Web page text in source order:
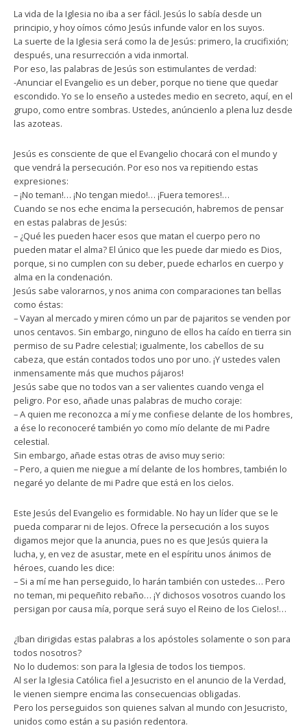
La vida de la Iglesia no iba a ser fácil. Jesús lo sabía desde un
principio, y hoy oímos cómo Jesús infunde valor en los suyos.
La suerte de la Iglesia será como la de Jesús: primero, la crucifixión;
después, una resurrección a vida inmortal.
Por eso, las palabras de Jesús son estimulantes de verdad:
-Anunciar el Evangelio es un deber, porque no tiene que quedar
escondido. Yo se lo enseño a ustedes medio en secreto, aquí, en el
grupo, como entre sombras. Ustedes, anúncienlo a plena luz desde
las azoteas.
Jesús es consciente de que el Evangelio chocará con el mundo y
que vendrá la persecución. Por eso nos va repitiendo estas
expresiones:
– ¡No teman!… ¡No tengan miedo!… ¡Fuera temores!…
Cuando se nos eche encima la persecución, habremos de pensar
en estas palabras de Jesús:
– ¿Qué les pueden hacer esos que matan el cuerpo pero no
pueden matar el alma? El único que les puede dar miedo es Dios,
porque, si no cumplen con su deber, puede echarlos en cuerpo y
alma en la condenación.
Jesús sabe valorarnos, y nos anima con comparaciones tan bellas
como éstas:
– Vayan al mercado y miren cómo un par de pajaritos se venden por
unos centavos. Sin embargo, ninguno de ellos ha caído en tierra sin
permiso de su Padre celestial; igualmente, los cabellos de su
cabeza, que están contados todos uno por uno. ¡Y ustedes valen
inmensamente más que muchos pájaros!
Jesús sabe que no todos van a ser valientes cuando venga el
peligro. Por eso, añade unas palabras de mucho coraje:
– A quien me reconozca a mí y me confiese delante de los hombres,
a ése lo reconoceré también yo como mío delante de mi Padre
celestial.
Sin embargo, añade estas otras de aviso muy serio:
– Pero, a quien me niegue a mí delante de los hombres, también lo
negaré yo delante de mi Padre que está en los cielos.
Este Jesús del Evangelio es formidable. No hay un líder que se le
pueda comparar ni de lejos. Ofrece la persecución a los suyos
digamos mejor que la anuncia, pues no es que Jesús quiera la
lucha, y, en vez de asustar, mete en el espíritu unos ánimos de
héroes, cuando les dice:
– Si a mí me han perseguido, lo harán también con ustedes… Pero
no teman, mi pequeñito rebaño… ¡Y dichosos vosotros cuando los
persigan por causa mía, porque será suyo el Reino de los Cielos!…
¿Iban dirigidas estas palabras a los apóstoles solamente o son para
todos nosotros?
No lo dudemos: son para la Iglesia de todos los tiempos.
Al ser la Iglesia Católica fiel a Jesucristo en el anuncio de la Verdad,
le vienen siempre encima las consecuencias obligadas.
Pero los perseguidos son quienes salvan al mundo con Jesucristo,
unidos como están a su pasión redentora.